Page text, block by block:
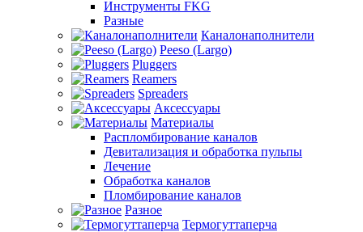
Инструменты FKG
Разные
Каналонаполнители
Peeso (Largo)
Pluggers
Reamers
Spreaders
Аксессуары
Материалы
Распломбирование каналов
Девитализация и обработка пульпы
Лечение
Обработка каналов
Пломбирование каналов
Разное
Термогуттаперча